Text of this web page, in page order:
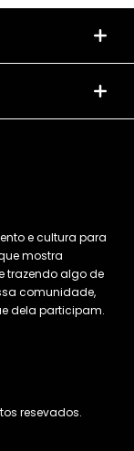
e cultura para
mostra
trazendo algo de
comunidade,
dela participam.
resevados.